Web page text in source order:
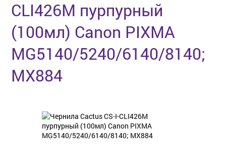
CLI426M пурпурный
(100мл) Canon PIXMA
MG5140/5240/6140/8140;
MX884